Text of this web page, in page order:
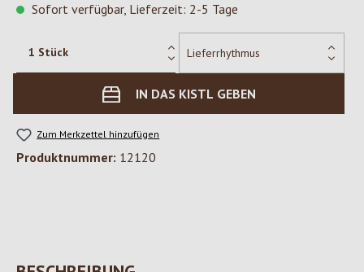
Sofort verfügbar, Lieferzeit: 2-5 Tage
IN DAS KISTL GEBEN
Zum Merkzettel hinzufügen
Produktnummer: 12120